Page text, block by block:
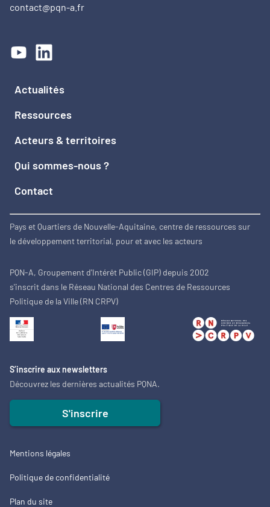
contact@pqn-a.fr
Actualités
Ressources
Acteurs & territoires
Qui sommes-nous ?
Contact
Pays et Quartiers de Nouvelle-Aquitaine, centre de ressources sur
le développement territorial, pour et avec les acteurs
PQN-A, Groupement d'Intérêt Public (GIP) depuis 2002
s'inscrit dans le Réseau National des Centres de Ressources
Politique de la Ville (RN CRPV)
S’inscrire aux newsletters
Découvrez les dernières actualités PQNA.
S'inscrire
Mentions légales
Politique de confidentialité
Plan du site